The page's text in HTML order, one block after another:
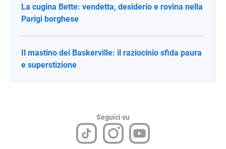
La cugina Bette: vendetta, desiderio e rovina nella
Parigi borghese
Il mastino dei Baskerville: il raziocinio sfida paura
e superstizione
Seguici su